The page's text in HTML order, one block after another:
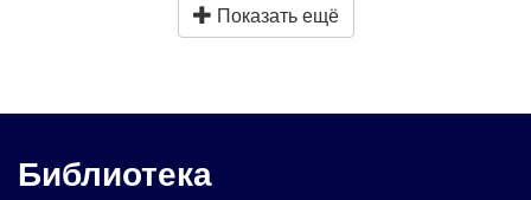
Показать ещё
Библиотека